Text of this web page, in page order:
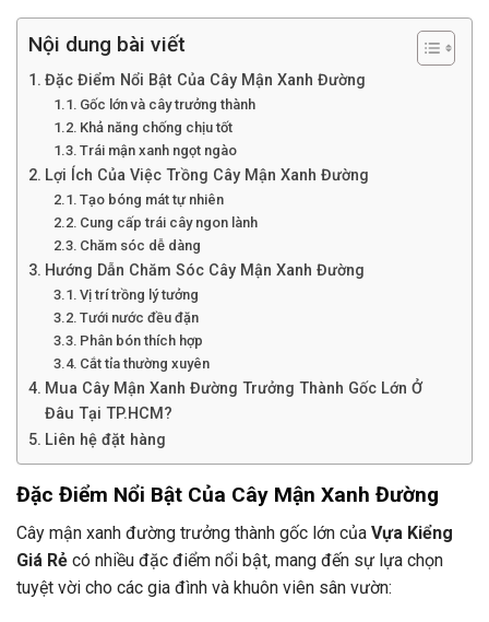
Nội dung bài viết
Đặc Điểm Nổi Bật Của Cây Mận Xanh Đường
Gốc lớn và cây trưởng thành
Khả năng chống chịu tốt
Trái mận xanh ngọt ngào
Lợi Ích Của Việc Trồng Cây Mận Xanh Đường
Tạo bóng mát tự nhiên
Cung cấp trái cây ngon lành
Chăm sóc dễ dàng
Hướng Dẫn Chăm Sóc Cây Mận Xanh Đường
Vị trí trồng lý tưởng
Tưới nước đều đặn
Phân bón thích hợp
Cắt tỉa thường xuyên
Mua Cây Mận Xanh Đường Trưởng Thành Gốc Lớn Ở
Đâu Tại TP.HCM?
Liên hệ đặt hàng
Đặc Điểm Nổi Bật Của Cây Mận Xanh Đường
Cây mận xanh đường trưởng thành gốc lớn của Vựa Kiểng
Giá Rẻ có nhiều đặc điểm nổi bật, mang đến sự lựa chọn
tuyệt vời cho các gia đình và khuôn viên sân vườn: